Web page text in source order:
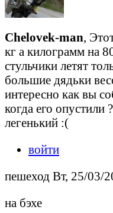
Chelovek-man,
кг а килограмм на
стульчики летят
большие дядьки
интересно как вы
когда его опустили
легенький :(
войти
пешеход Вт, 25/03/
на бэхе